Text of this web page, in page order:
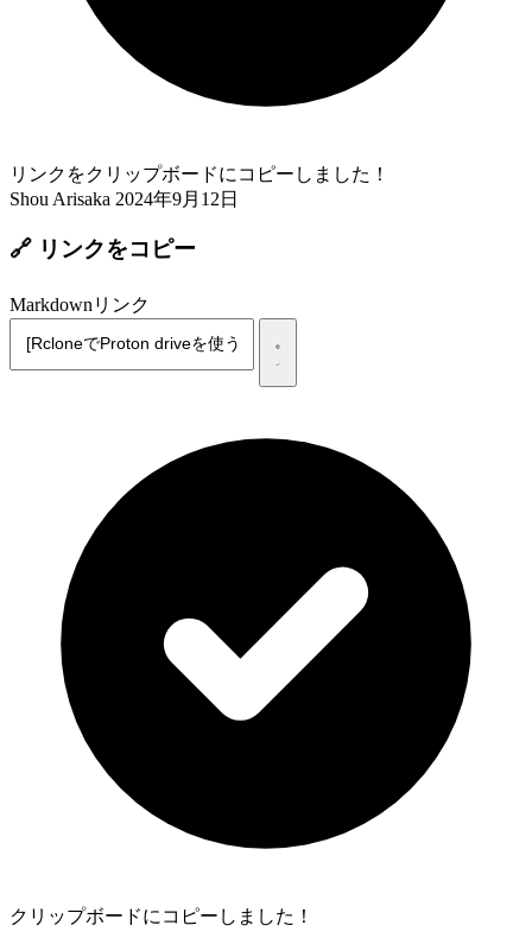
リンクをクリップボードにコピーしました！
Shou Arisaka 2024年9月12日
🔗 リンクをコピー
Markdownリンク
クリップボードにコピーしました！